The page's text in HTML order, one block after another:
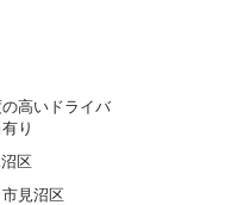
高いドライバ
り
区
見沼区